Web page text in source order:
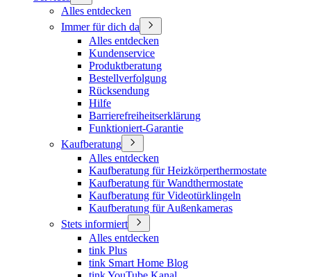
Alles entdecken
Immer für dich da
Alles entdecken
Kundenservice
Produktberatung
Bestellverfolgung
Rücksendung
Hilfe
Barrierefreiheitserklärung
Funktioniert-Garantie
Kaufberatung
Alles entdecken
Kaufberatung für Heizkörperthermostate
Kaufberatung für Wandthermostate
Kaufberatung für Videotürklingeln
Kaufberatung für Außenkameras
Stets informiert
Alles entdecken
tink Plus
tink Smart Home Blog